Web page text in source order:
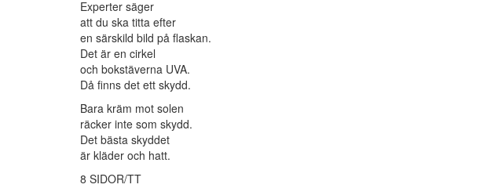
Experter säger
att du ska titta efter
en särskild bild på flaskan.
Det är en cirkel
och bokstäverna UVA.
Då finns det ett skydd.
Bara kräm mot solen
räcker inte som skydd.
Det bästa skyddet
är kläder och hatt.
8 SIDOR/TT